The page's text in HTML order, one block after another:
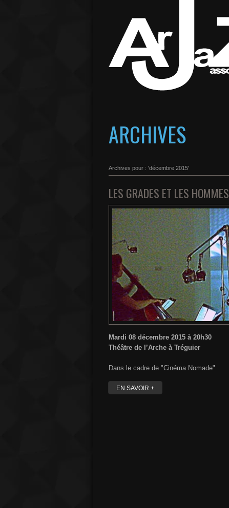
ARCHIVES
Archives pour : 'décembre 2015'
LES GRADES ET LES HOMMES
Mardi 08 décembre 2015 à 20h30
Théâtre de l’Arche à Tréguier
Dans le cadre de "Cinéma Nomade"
EN SAVOIR +